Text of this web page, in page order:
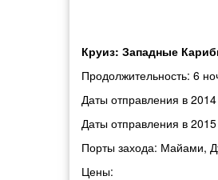
Круиз: Западные
Продолжительность: 6
Даты отправления в
Даты отправления в
Порты захода: Майами,
Цены: